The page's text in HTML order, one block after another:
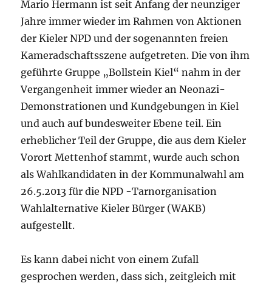
Mario Hermann ist seit Anfang der neunziger
Jahre immer wieder im Rahmen von Aktionen
der Kieler NPD und der sogenannten freien
Kameradschaftsszene aufgetreten. Die von ihm
geführte Gruppe „Bollstein Kiel“ nahm in der
Vergangenheit immer wieder an Neonazi-
Demonstrationen und Kundgebungen in Kiel
und auch auf bundesweiter Ebene teil. Ein
erheblicher Teil der Gruppe, die aus dem Kieler
Vorort Mettenhof stammt, wurde auch schon
als Wahlkandidaten in der Kommunalwahl am
26.5.2013 für die NPD -Tarnorganisation
Wahlalternative Kieler Bürger (WAKB)
aufgestellt.
Es kann dabei nicht von einem Zufall
gesprochen werden, dass sich, zeitgleich mit